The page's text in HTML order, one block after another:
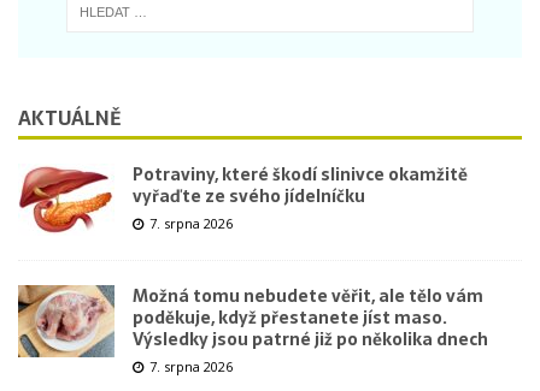
AKTUÁLNĚ
Potraviny, které škodí slinivce okamžitě
vyřaďte ze svého jídelníčku
7. srpna 2026
Možná tomu nebudete věřit, ale tělo vám
poděkuje, když přestanete jíst maso.
Výsledky jsou patrné již po několika dnech
7. srpna 2026